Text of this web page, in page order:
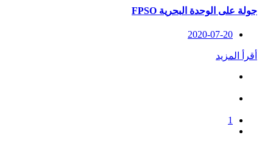
جولة على الوحدة البحرية FPSO
2020-07-20
أقرأ المزيد
1